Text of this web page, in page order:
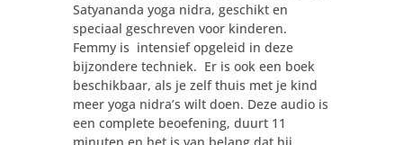
Satyananda yoga nidra, geschikt en
speciaal geschreven voor kinderen.
Femmy is intensief opgeleid in deze
bijzondere techniek. Er is ook een boek
beschikbaar, als je zelf thuis met je kind
meer yoga nidra’s wilt doen. Deze audio is
een complete beoefening, duurt 11